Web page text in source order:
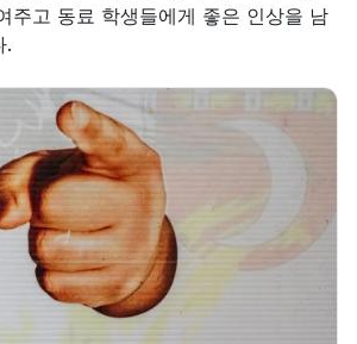
주고 동료 학생들에게 좋은 인상을 남
.